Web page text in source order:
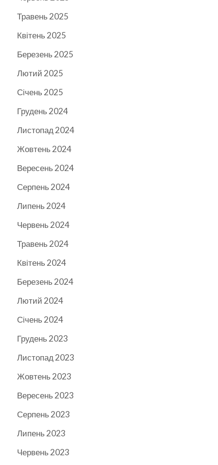
Травень 2025
Квітень 2025
Березень 2025
Лютий 2025
Січень 2025
Грудень 2024
Листопад 2024
Жовтень 2024
Вересень 2024
Серпень 2024
Липень 2024
Червень 2024
Травень 2024
Квітень 2024
Березень 2024
Лютий 2024
Січень 2024
Грудень 2023
Листопад 2023
Жовтень 2023
Вересень 2023
Серпень 2023
Липень 2023
Червень 2023